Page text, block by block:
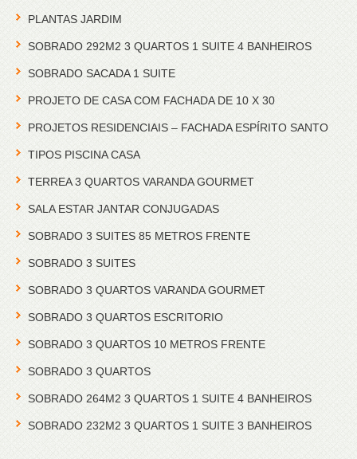
PLANTAS JARDIM
SOBRADO 292M2 3 QUARTOS 1 SUITE 4 BANHEIROS
SOBRADO SACADA 1 SUITE
PROJETO DE CASA COM FACHADA DE 10 X 30
PROJETOS RESIDENCIAIS – FACHADA ESPÍRITO SANTO
TIPOS PISCINA CASA
TERREA 3 QUARTOS VARANDA GOURMET
SALA ESTAR JANTAR CONJUGADAS
SOBRADO 3 SUITES 85 METROS FRENTE
SOBRADO 3 SUITES
SOBRADO 3 QUARTOS VARANDA GOURMET
SOBRADO 3 QUARTOS ESCRITORIO
SOBRADO 3 QUARTOS 10 METROS FRENTE
SOBRADO 3 QUARTOS
SOBRADO 264M2 3 QUARTOS 1 SUITE 4 BANHEIROS
SOBRADO 232M2 3 QUARTOS 1 SUITE 3 BANHEIROS